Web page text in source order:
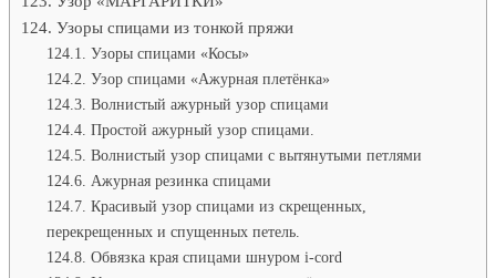
Узоры спицами из тонкой пряжи
Узоры спицами «Косы»
Узор спицами «Ажурная плетёнка»
Волнистый ажурный узор спицами
Простой ажурный узор спицами.
Волнистый узор спицами с вытянутыми петлями
Ажурная резинка спицами
Красивый узор спицами из скрещенных,
перекрещенных и спущенных петель.
Обвязка края спицами шнуром i-cord